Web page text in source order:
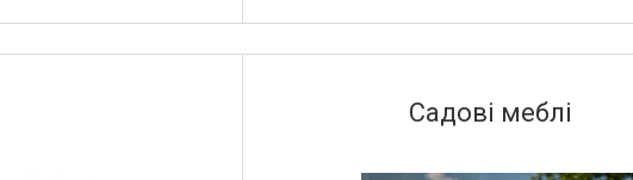
Садові меблі